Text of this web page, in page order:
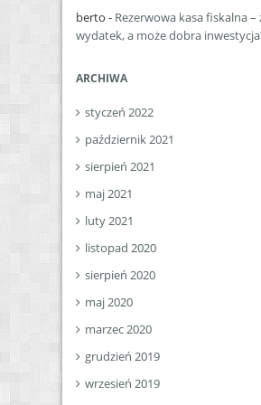
berto - Rezerwowa kasa fiskalna
wydatek, a może dobra
ARCHIWA
styczeń 2022
październik 2021
sierpień 2021
maj 2021
luty 2021
listopad 2020
sierpień 2020
maj 2020
marzec 2020
grudzień 2019
wrzesień 2019